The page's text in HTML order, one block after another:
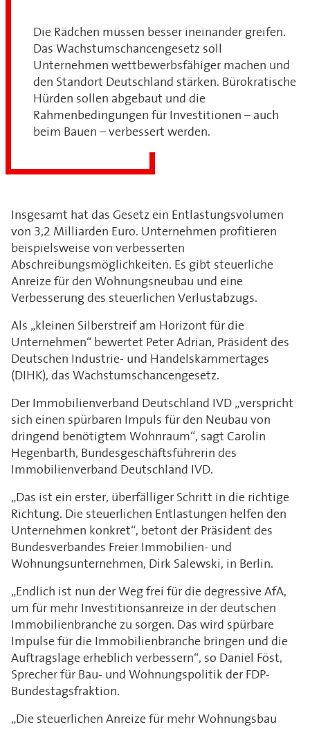
Die Rädchen müssen besser ineinander greifen.
Das Wachstumschancengesetz soll
Unternehmen wettbewerbsfähiger machen und
den Standort Deutschland stärken. Bürokratische
Hürden sollen abgebaut und die
Rahmenbedingungen für Investitionen – auch
beim Bauen – verbessert werden.
Insgesamt hat das Gesetz ein Entlastungsvolumen
von 3,2 Milliarden Euro. Unternehmen profitieren
beispielsweise von verbesserten
Abschreibungsmöglichkeiten. Es gibt steuerliche
Anreize für den Wohnungsneubau und eine
Verbesserung des steuerlichen Verlustabzugs.
Als „kleinen Silberstreif am Horizont für die
Unternehmen“ bewertet Peter Adrian, Präsident des
Deutschen Industrie- und Handelskammertages
(DIHK), das Wachstumschancengesetz.
Der Immobilienverband Deutschland IVD „verspricht
sich einen spürbaren Impuls für den Neubau von
dringend benötigtem Wohnraum“, sagt Carolin
Hegenbarth, Bundesgeschäftsführerin des
Immobilienverband Deutschland IVD.
„Das ist ein erster, überfälliger Schritt in die richtige
Richtung. Die steuerlichen Entlastungen helfen den
Unternehmen konkret“, betont der Präsident des
Bundesverbandes Freier Immobilien- und
Wohnungsunternehmen, Dirk Salewski, in Berlin.
„Endlich ist nun der Weg frei für die degressive AfA,
um für mehr Investitionsanreize in der deutschen
Immobilienbranche zu sorgen. Das wird spürbare
Impulse für die Immobilienbranche bringen und die
Auftragslage erheblich verbessern“, so Daniel Föst,
Sprecher für Bau- und Wohnungspolitik der FDP-
Bundestagsfraktion.
„Die steuerlichen Anreize für mehr Wohnungsbau